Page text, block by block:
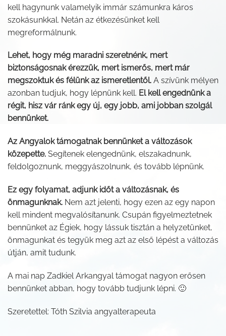
kell hagynunk valamelyik immár számunkra káros
szokásunkkal. Netán az étkezésünket kell
megreformálnunk.
Lehet, hogy még maradni szeretnénk, mert
biztonságosnak érezzük, mert ismerős, mert már
megszoktuk és félünk az ismeretlentől. A szívünk mélyen
azonban tudjuk, hogy lépnünk kell. El kell engednünk a
régit, hisz vár ránk egy új, egy jobb, ami jobban szolgál
bennünket.
Az Angyalok támogatnak bennünket a változások
közepette. Segítenek elengednünk, elszakadnunk,
feldolgoznunk, meggyászolnunk, és tovább lépnünk.
Ez egy folyamat, adjunk időt a változásnak, és
önmagunknak. Nem azt jelenti, hogy ezen az egy napon
kell mindent megvalósítanunk. Csupán figyelmeztetnek
bennünket az Égiek, hogy lássuk tisztán a helyzetünket,
önmagunkat és tegyük meg azt az első lépést a változás
útján, amit tudunk.
A mai nap Zadkiel Arkangyal támogat nagyon erősen
bennünket abban, hogy tovább tudjunk lépni. 🙂
Szeretettel: Tóth Szilvia angyalterapeuta